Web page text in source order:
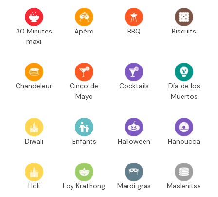
30 Minutes
maxi
Apéro BBQ Biscuits
Chandeleur
Cinco de
Mayo
Cocktails
Día de los
Muertos
Diwali Enfants Halloween Hanoucca
Holi Loy Krathong Mardi gras Maslenitsa